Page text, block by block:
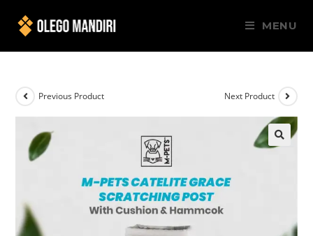
MENU
Previous Product Next Product